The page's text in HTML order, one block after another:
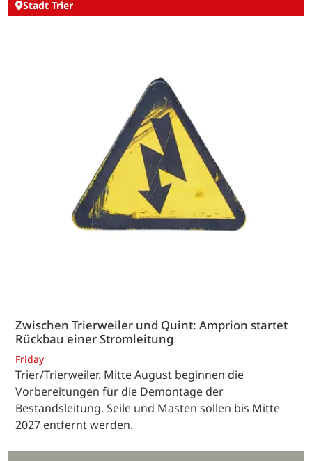
Stadt Trier
Zwischen Trierweiler und Quint: Amprion startet
Rückbau einer Stromleitung
Friday
Trier/Trierweiler. Mitte August beginnen die
Vorbereitungen für die Demontage der
Bestandsleitung. Seile und Masten sollen bis Mitte
2027 entfernt werden.